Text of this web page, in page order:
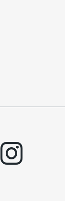
instagram